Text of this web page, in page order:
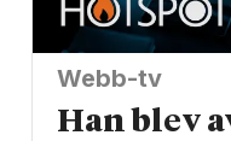
Webb-tv
Han blev